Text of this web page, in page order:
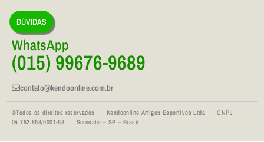
DÚVIDAS
WhatsApp
(015) 99676-9689
contato@kendoonline.com.br
©Todos os direitos reservados Kendoonline Artigos Esportivos Ltda CNPJ
04.752.858/0001-63 Sorocaba – SP – Brasil